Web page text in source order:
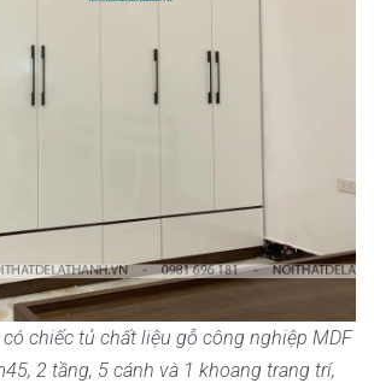
chiếc tủ chất liệu gỗ công nghiệp MDF
2 tầng, 5 cánh và 1 khoang trang trí,